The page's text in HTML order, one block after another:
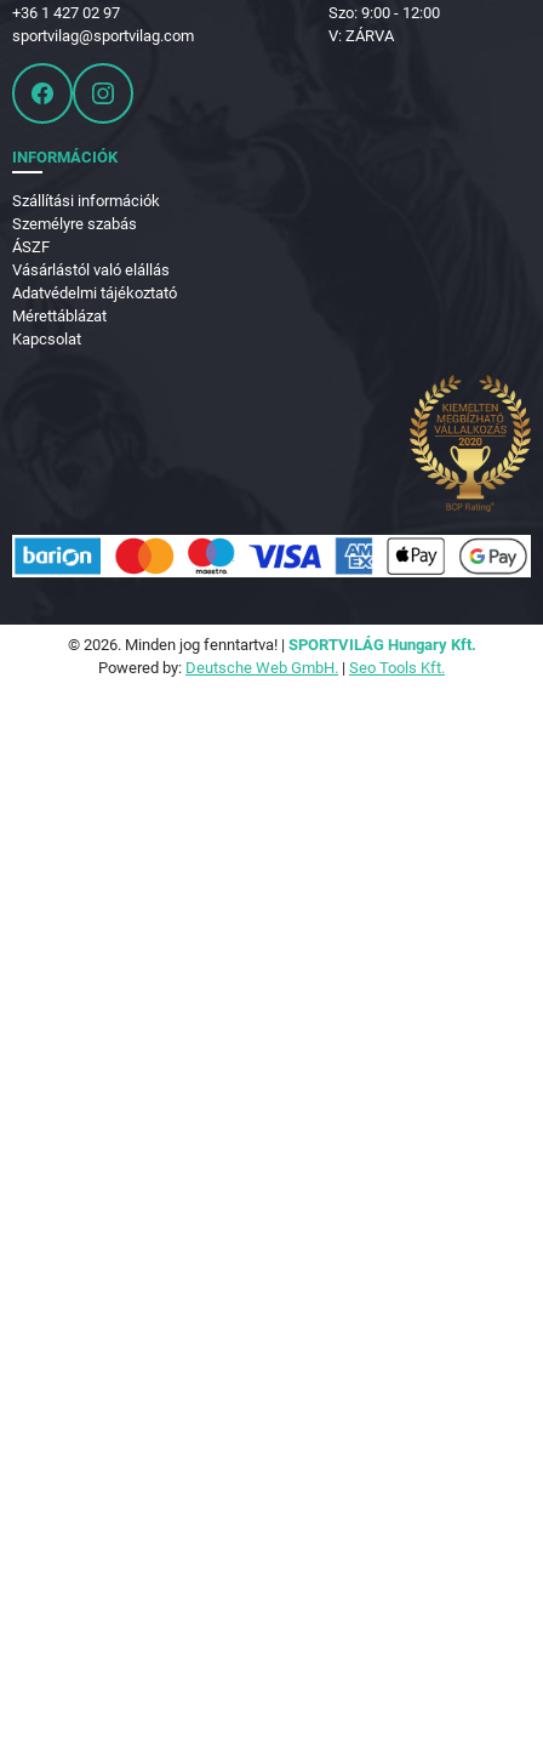
+36 1 427 02 97
sportvilag@sportvilag.com
Szo: 9:00 - 12:00
V: ZÁRVA
INFORMÁCIÓK
Szállítási információk
Személyre szabás
ÁSZF
Vásárlástól való elállás
Adatvédelmi tájékoztató
Mérettáblázat
Kapcsolat
© 2026. Minden jog fenntartva! | SPORTVILÁG Hungary Kft.
Powered by: Deutsche Web GmbH. | Seo Tools Kft.